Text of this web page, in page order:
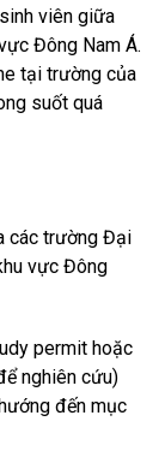
viên giữa
Đông Nam Á.
tại trường của
suốt quá
các trường Đại
vực Đông
permit hoặc
nghiên cứu)
đến mục